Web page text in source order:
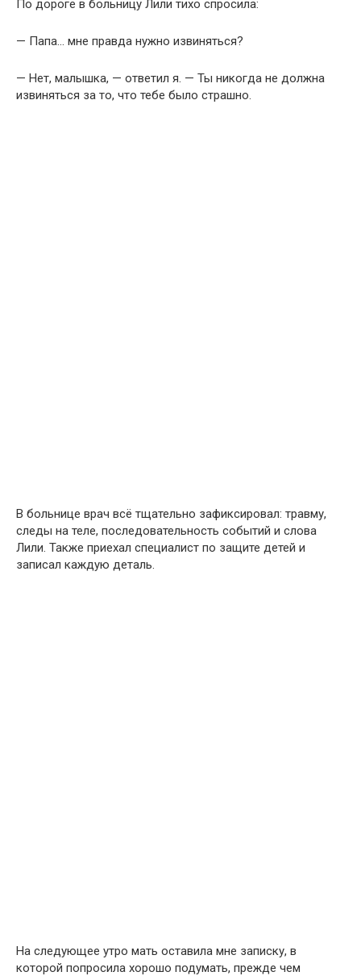
По дороге в больницу Лили тихо спросила:
— Папа… мне правда нужно извиняться?
— Нет, малышка, — ответил я. — Ты никогда не должна
извиняться за то, что тебе было страшно.
В больнице врач всё тщательно зафиксировал: травму,
следы на теле, последовательность событий и слова
Лили. Также приехал специалист по защите детей и
записал каждую деталь.
На следующее утро мать оставила мне записку, в
которой попросила хорошо подумать, прежде чем